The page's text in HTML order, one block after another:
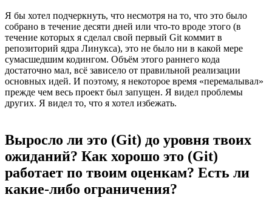
Я бы хотел подчеркнуть, что несмотря на то, что это было
собрано в течение десяти дней или что-то вроде этого (в
течение которых я сделал свой первый Git коммит в
репозиторий ядра Линукса), это не было ни в какой мере
сумасшедшим кодингом. Объём этого раннего кода
достаточно мал, всё зависело от правильной реализации
основных идей. И поэтому, я некоторое время «перемалывал»
прежде чем весь проект был запущен. Я видел проблемы
других. Я видел то, что я хотел избежать.
Выросло ли это (Git) до уровня твоих
ожиданий? Как хорошо это (Git)
работает по твоим оценкам? Есть ли
какие-либо ограничения?